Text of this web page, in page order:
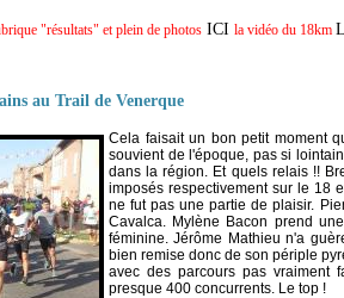
"résultats" et plein de photos ICI la vidéo du 18km
au Trail de Venerque
Cela faisait un bon petit moment
souvient de l'époque, pas si
dans la région. Et quels relais !!
imposés respectivement sur le 18
ne fut pas une partie de plaisir.
Cavalca. Mylène Bacon prend
féminine. Jérôme Mathieu n'a
bien remise donc de son périple
avec des parcours pas vraiment
presque 400 concurrents. Le top !